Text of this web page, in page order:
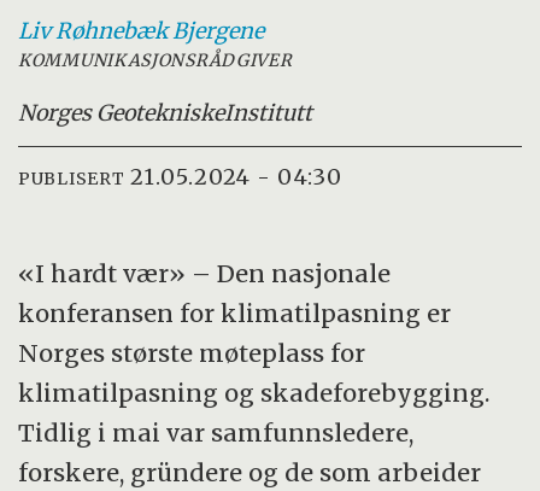
Liv RøhnebækBjergene
KOMMUNIKASJONSRÅDGIVER
Norges GeotekniskeInstitutt
PUBLISERT 21.05.2024 - 04:30
«I hardt vær» – Den nasjonale
konferansen for klimatilpasning er
Norges største møteplass for
klimatilpasning og skadeforebygging.
Tidlig i mai var samfunnsledere,
forskere, gründere og de som arbeider